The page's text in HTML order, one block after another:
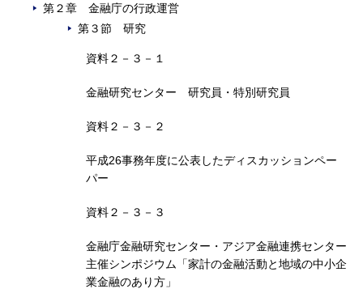
第２章 金融庁の行政運営
第３節 研究
資料２－３－１
金融研究センター 研究員・特別研究員
資料２－３－２
平成26事務年度に公表したディスカッションペー
パー
資料２－３－３
金融庁金融研究センター・アジア金融連携センター
主催シンポジウム「家計の金融活動と地域の中小企
業金融のあり方」